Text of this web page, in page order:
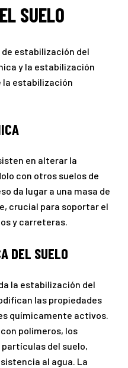
SUELO
estabilización del
y la estabilización
la estabilización
en alterar la
con otros suelos de
da lugar a una masa de
crucial para soportar el
y carreteras.
DEL SUELO
la estabilización del
las propiedades
químicamente activos.
polímeros, los
del suelo,
al agua. La